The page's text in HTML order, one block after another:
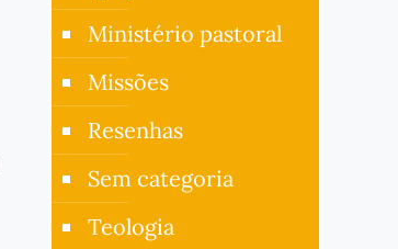
Ministério pastoral
Missões
Resenhas
Sem categoria
Teologia